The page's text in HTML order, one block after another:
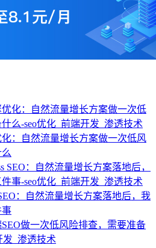
：自然流量增长方案做一次低风
：自然流量增长方案落地后，我
事